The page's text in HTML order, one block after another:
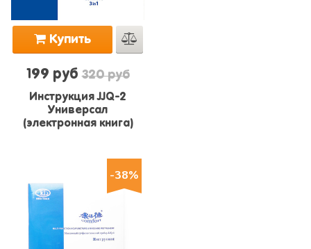
Купить
199 руб320 руб
Инструкция JJQ-2
Универсал
(электронная книга)
-38%